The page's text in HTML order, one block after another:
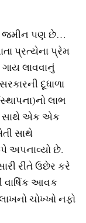
જમીન પણ છે…
પ્રત્યેના પ્રેમ
લાવવાનું
દૂધાળા
લાભ
સાથે એક એક
સાથે
અપનાવ્યો છે.
રીતે ઉછેર કરે
વાર્ષિક આવક
ચોખ્ખો નફો